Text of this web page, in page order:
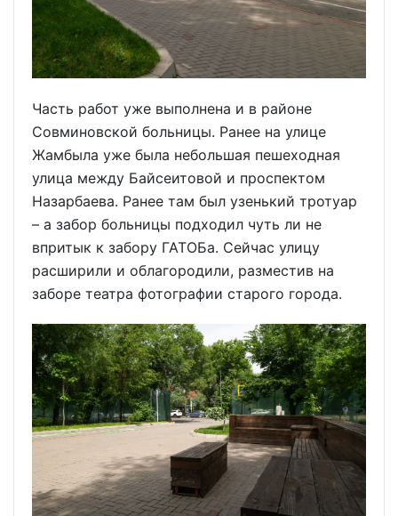
Часть работ уже выполнена и в районе
Совминовской больницы. Ранее на улице
Жамбыла уже была небольшая пешеходная
улица между Байсеитовой и проспектом
Назарбаева. Ранее там был узенький тротуар
– а забор больницы подходил чуть ли не
впритык к забору ГАТОБа. Сейчас улицу
расширили и облагородили, разместив на
заборе театра фотографии старого города.